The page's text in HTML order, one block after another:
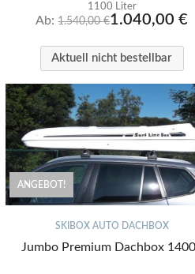
1100 Liter
Ab:1.540,00€1.040,00€
Aktuell nicht bestellbar
ANGEBOT!
SKIBOX AUTO DACHBOX
Jumbo Premium Dachbox